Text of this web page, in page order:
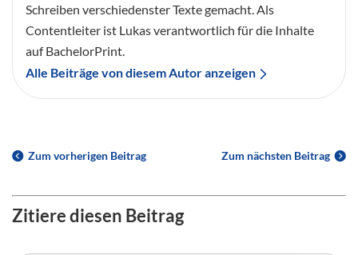
Schreiben verschiedenster Texte gemacht. Als
Contentleiter ist Lukas verantwortlich für die Inhalte
auf BachelorPrint.
Alle Beiträge von diesem Autor anzeigen
Zum vorherigen Beitrag Zum nächsten Beitrag
Zitiere diesen Beitrag